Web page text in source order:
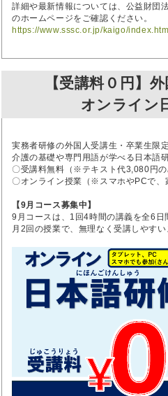
詳細や最新情報については、公益財団
のホームページをご確認ください。
https://www.sssc.or.jp/kaigo/
【受講料０円】
オンライン
実務者研修の外国人受講生・卒業生限定
介護の基礎や専門用語が学べる日本語
〇受講料無料（※テキスト代3,080円の
〇オンライン授業（※スマホやPCで、
【9月コース募集中】
9月コースは、1回4時間の講義を全6日
月2回の授業で、無理なく受講しやす